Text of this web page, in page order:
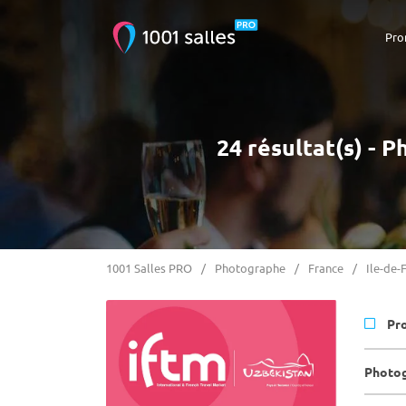
24 résultat(s) -
1001 Salles PRO Photographe France Ile-de-